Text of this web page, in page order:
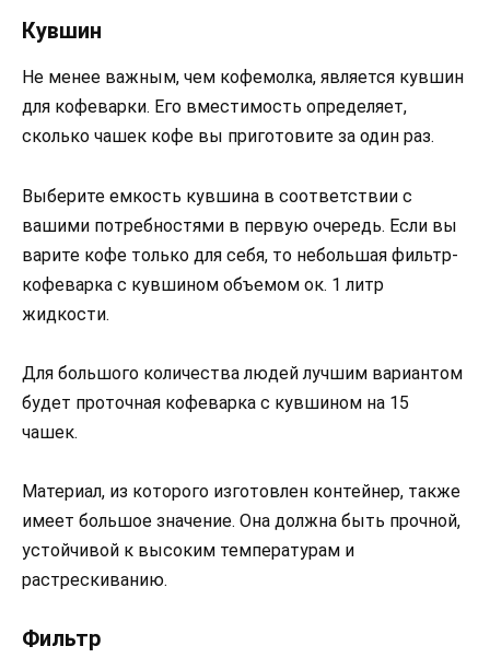
Кувшин
Не менее важным, чем кофемолка, является кувшин
для кофеварки. Его вместимость определяет,
сколько чашек кофе вы приготовите за один раз.
Выберите емкость кувшина в соответствии с
вашими потребностями в первую очередь. Если вы
варите кофе только для себя, то небольшая фильтр-
кофеварка с кувшином объемом ок. 1 литр
жидкости.
Для большого количества людей лучшим вариантом
будет проточная кофеварка с кувшином на 15
чашек.
Материал, из которого изготовлен контейнер, также
имеет большое значение. Она должна быть прочной,
устойчивой к высоким температурам и
растрескиванию.
Фильтр